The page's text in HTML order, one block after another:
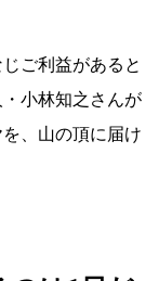
ご利益があると
小林知之さんが
、山の頂に届け